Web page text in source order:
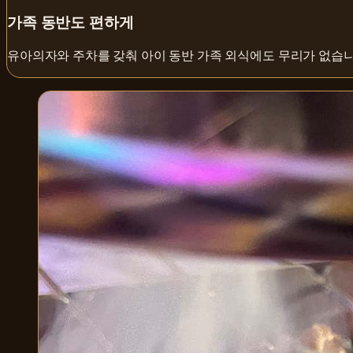
가족 동반도 편하게
유아의자와 주차를 갖춰 아이 동반 가족 외식에도 무리가 없습